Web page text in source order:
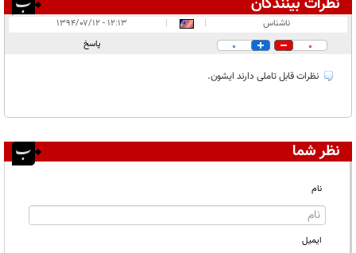
در انتظار بررسی:۲
ناشناس |
|
۱۲:۱۳ - ۱۳۹۴/۰۷/۱۲
0
0 پاسخ
نظرات قابل تاملی دارند ایشون.
نظر شما
نام
ایمیل